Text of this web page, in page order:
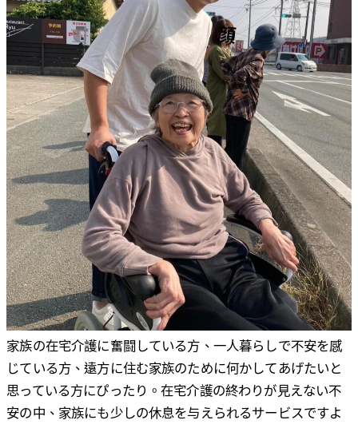
家族の在宅介護に奮闘している方、一人暮らしで不安を感
じている方、遠方に住む家族のために何かしてあげたいと
思っている方にぴったり。在宅介護の終わりが見えない不
安の中、家族にも少しの休息を与えられるサービスですよ